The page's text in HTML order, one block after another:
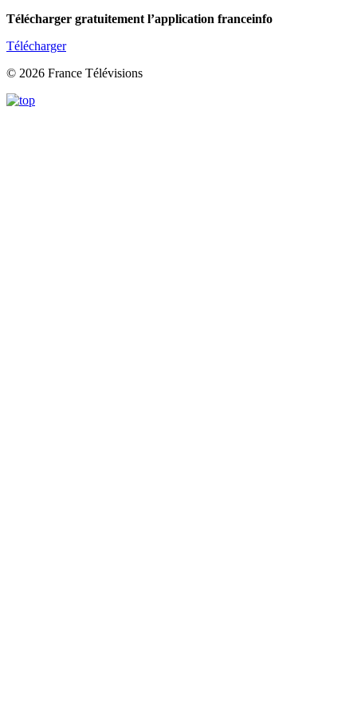
Télécharger gratuitement l’application franceinfo
Télécharger
© 2026 France Télévisions